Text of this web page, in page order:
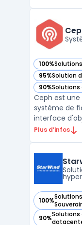
NetApp HCI
évolutive et
100%
— voir Ceph
95%Solution
— voir Ceph
90%Solutions
— voir Ceph
Ceph est
système de
interface
et de
hautement
Plus d’infos
100%
— voir
90%Solutions
— voir